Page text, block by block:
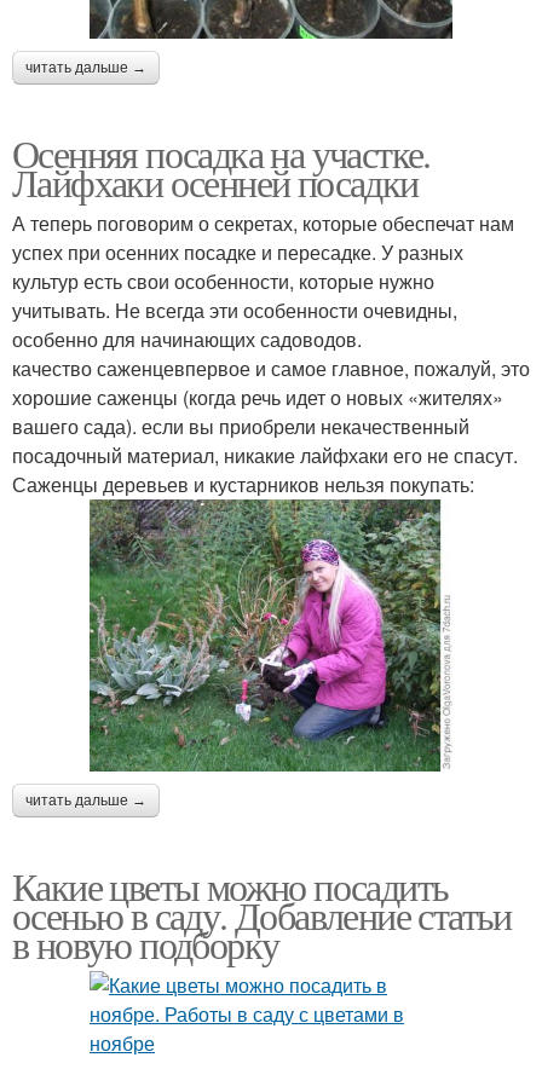
читать дальше →
Осенняя посадка на участке.
Лайфхаки осенней посадки
А теперь поговорим о секретах, которые обеспечат нам
успех при осенних посадке и пересадке. У разных
культур есть свои особенности, которые нужно
учитывать. Не всегда эти особенности очевидны,
особенно для начинающих садоводов.
качество саженцевпервое и самое главное, пожалуй, это
хорошие саженцы (когда речь идет о новых «жителях»
вашего сада). если вы приобрели некачественный
посадочный материал, никакие лайфхаки его не спасут.
Саженцы деревьев и кустарников нельзя покупать:
читать дальше →
Какие цветы можно посадить
осенью в саду. Добавление статьи
в новую подборку